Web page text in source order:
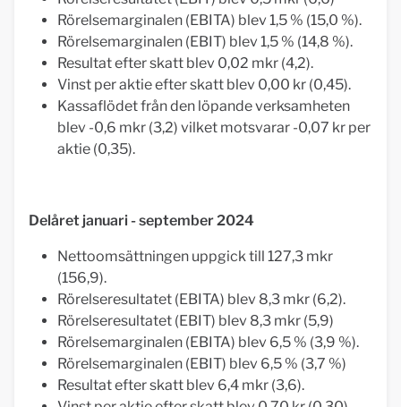
Rörelsemarginalen (EBITA) blev 1,5 % (15,0 %).
Rörelsemarginalen (EBIT) blev 1,5 % (14,8 %).
Resultat efter skatt blev 0,02 mkr (4,2).
Vinst per aktie efter skatt blev 0,00 kr (0,45).
Kassaflödet från den löpande verksamheten
blev -0,6 mkr (3,2) vilket motsvarar -0,07 kr per
aktie (0,35).
Delåret januari - september 2024
Nettoomsättningen uppgick till 127,3 mkr
(156,9).
Rörelseresultatet (EBITA) blev 8,3 mkr (6,2).
Rörelseresultatet (EBIT) blev 8,3 mkr (5,9)
Rörelsemarginalen (EBITA) blev 6,5 % (3,9 %).
Rörelsemarginalen (EBIT) blev 6,5 % (3,7 %)
Resultat efter skatt blev 6,4 mkr (3,6).